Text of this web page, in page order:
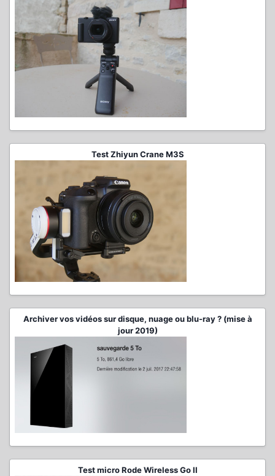
Test Zhiyun Crane M3S
Archiver vos vidéos sur disque, nuage ou blu-ray ? (mise à
jour 2019)
Test micro Rode Wireless Go II